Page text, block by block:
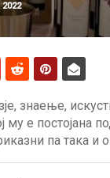
знаење,
му е постојана
па така и